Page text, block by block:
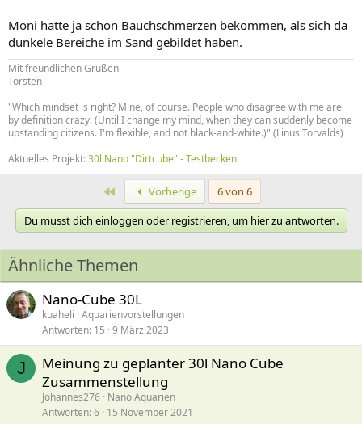
Moni hatte ja schon Bauchschmerzen bekommen, als sich da
dunkele Bereiche im Sand gebildet haben.
Mit freundlichen Grüßen,
Torsten
"Which mindset is right? Mine, of course. People who disagree with me are
by definition crazy. (Until I change my mind, when they can suddenly become
upstanding citizens. I'm flexible, and not black-and-white.)" (Linus Torvalds)
Aktuelles Projekt:30l Nano "Dirtcube" - Testbecken
Erste Vorherige
6 von 6
Du musst dich einloggen oder registrieren, um hier zu antworten.
Ähnliche Themen
Nano-Cube 30L
kuaheli Aquarienvorstellungen
Antworten 15 9 März 2023
J
Meinung zu geplanter 30l Nano Cube
Zusammenstellung
Johannes276 Nano Aquarien
Antworten 6 15 November 2021